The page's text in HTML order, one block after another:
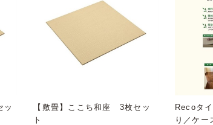
ッ
【敷畳】ここち和座 3枚セッ
ト
Recoタ
り／ケー